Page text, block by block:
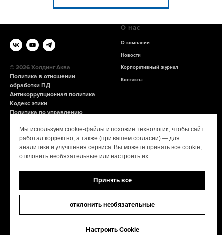
Мы используем cookie-файлы и похожие технологии, чтобы сайт
работал корректно, а также (при вашем согласии) — для
аналитики и улучшения сервиса. Вы можете принять все cookie,
отклонить необязательные или настроить их.
Принять все
отклонить необязательные
Настроить Cookie
© 2026 Холдинг Аква
Политика в отношении
обработки ПД
Антикоррупционная политика
Кодекс этики
Политика по управлению
СОУТ
О нас
О компании
Новости
Корпоративный журнал
Контакты
Продукция Информация
Партнёрам
Оригинал VS Контрафакт
Единая горячая линия